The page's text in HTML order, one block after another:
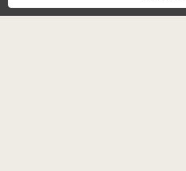
Hospes Palacio del Bailío, Cordoba